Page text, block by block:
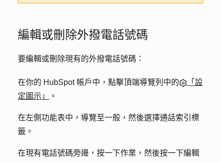
編輯或刪除外撥電話號碼
要編輯或刪除現有的外撥電話號碼：
在你的 HubSpot 帳戶中，點擊頂端導覽列中的
「設
定圖示」
。
在左側功能表中，導覽至一般 ，然後選擇通話索引標
籤。
在現有電話號碼旁邊，按一下作業 ，然後按一下編輯